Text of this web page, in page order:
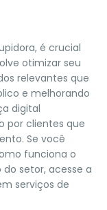
é crucial
otimizar seu
relevantes que
e melhorando
digital
por clientes que
Se você
funciona o
setor, acesse a
serviços de